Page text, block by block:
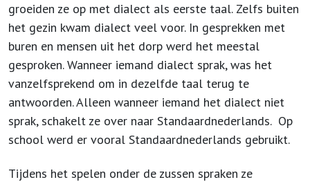
groeiden ze op met dialect als eerste taal. Zelfs buiten
het gezin kwam dialect veel voor. In gesprekken met
buren en mensen uit het dorp werd het meestal
gesproken. Wanneer iemand dialect sprak, was het
vanzelfsprekend om in dezelfde taal terug te
antwoorden. Alleen wanneer iemand het dialect niet
sprak, schakelt ze over naar Standaardnederlands. Op
school werd er vooral Standaardnederlands gebruikt.
Tijdens het spelen onder de zussen spraken ze